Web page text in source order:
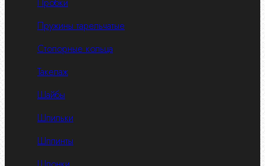
Пружины тарельчатые
Стопорные кольца
Такелаж
Шайбы
Шпильки
Шплинты